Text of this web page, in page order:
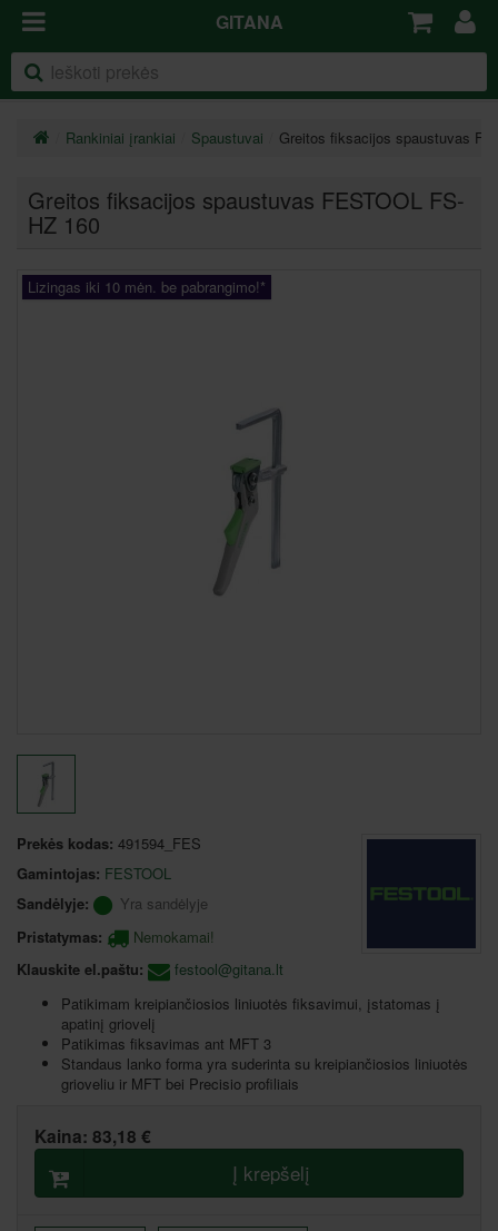
GITANA
Rankiniai įrankiai Spaustuvai Greitos fiksacijos spaustuvas
Greitos fiksacijos spaustuvas FESTOOL FS-
HZ 160
Lizingas iki 10 mėn. be pabrangimo!*
Prekės kodas: 491594_FES
Gamintojas: FESTOOL
Sandėlyje:
Yra sandėlyje
Pristatymas:
Nemokamai!
Klauskite el.paštu:
festool@gitana.lt
Patikimam kreipiančiosios liniuotės fiksavimui, įstatomas į
apatinį griovelį
Patikimas fiksavimas ant MFT 3
Standaus lanko forma yra suderinta su kreipiančiosios liniuotės
grioveliu ir MFT bei Precisio profiliais
Kaina: 83,18 €
Į krepšelį